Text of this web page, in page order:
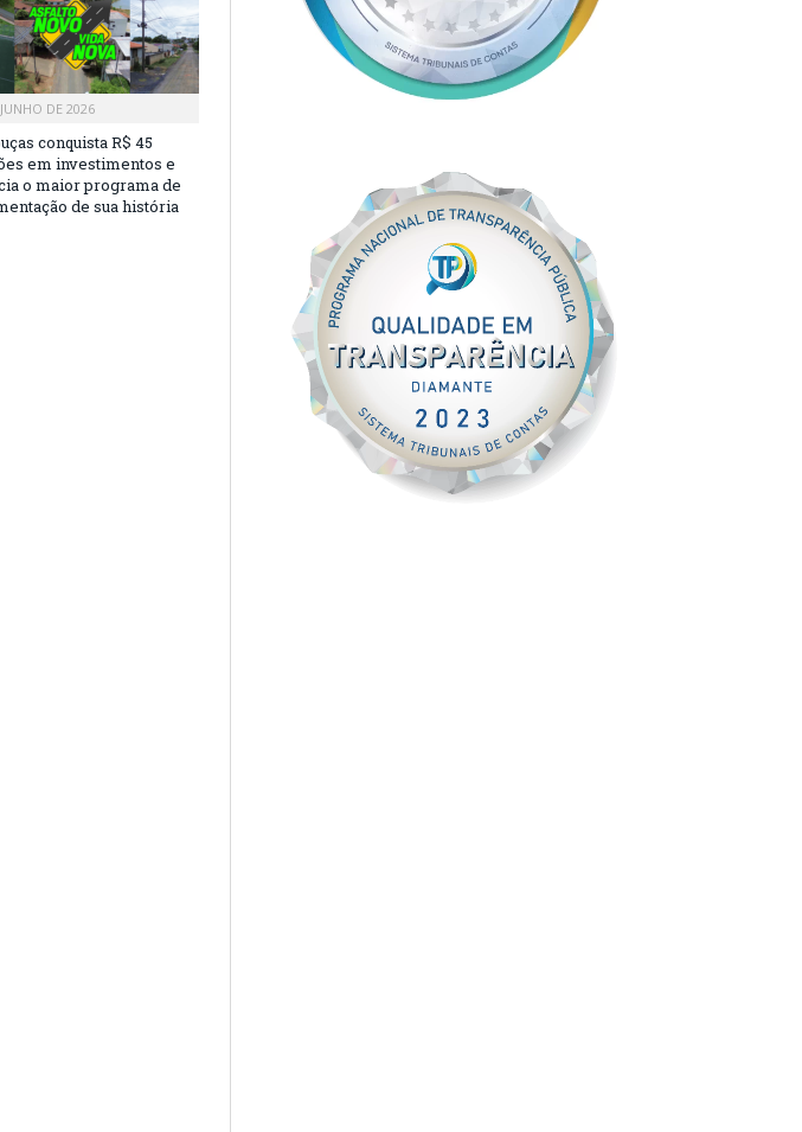
DE 2026
conquista R$ 45
em investimentos e
o maior programa de
de sua história